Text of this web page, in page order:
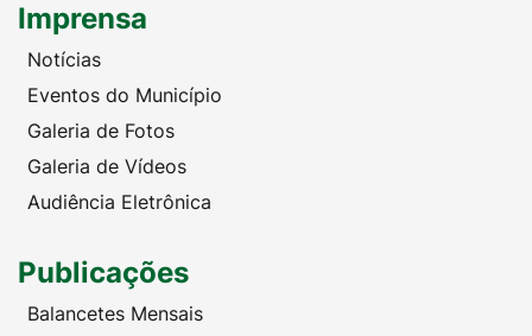
Imprensa
Notícias
Eventos do Município
Galeria de Fotos
Galeria de Vídeos
Audiência Eletrônica
Publicações
Balancetes Mensais